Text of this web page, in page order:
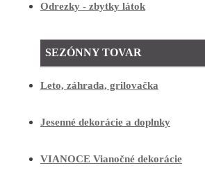
Odrezky - zbytky látok
SEZÓNNY TOVAR
Leto, záhrada, grilovačka
Jesenné dekorácie a doplnky
VIANOCE Vianočné dekorácie